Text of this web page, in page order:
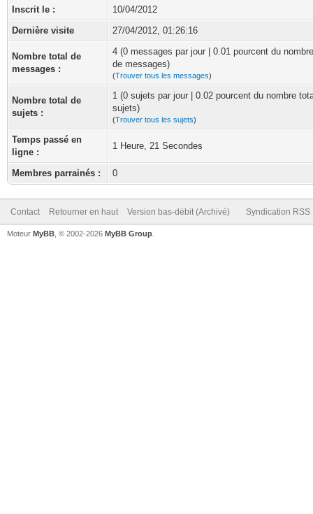
Inscrit le :
10/04/2012
Dernière visite
27/04/2012, 01:26:16
Nombre total de
messages :
4 (0 messages par jour | 0.01 pourcent du
de messages)
(Trouver tous les messages)
Nombre total de
sujets :
1 (0 sujets par jour | 0.02 pourcent du nombre
sujets)
(Trouver tous les sujets)
Temps passé en
ligne :
1 Heure, 21 Secondes
Membres parrainés : 0
Contact Retourner en haut Version bas-débit (Archivé) Syndication RSS
Moteur MyBB , © 2002-2026 MyBB Group